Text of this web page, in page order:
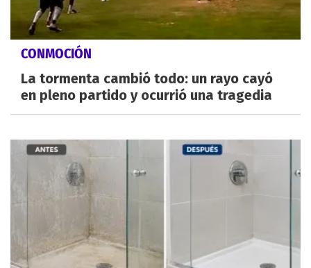
CONMOCIÓN
La tormenta cambió todo: un rayo cayó
en pleno partido y ocurrió una tragedia